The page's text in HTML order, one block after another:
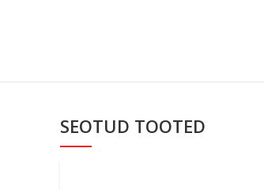
SEOTUD TOOTED